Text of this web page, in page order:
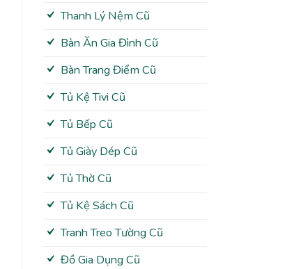
Thanh Lý Nệm Cũ
Bàn Ăn Gia Đình Cũ
Bàn Trang Điểm Cũ
Tủ Kệ Tivi Cũ
Tủ Bếp Cũ
Tủ Giày Dép Cũ
Tủ Thờ Cũ
Tủ Kệ Sách Cũ
Tranh Treo Tường Cũ
Đồ Gia Dụng Cũ